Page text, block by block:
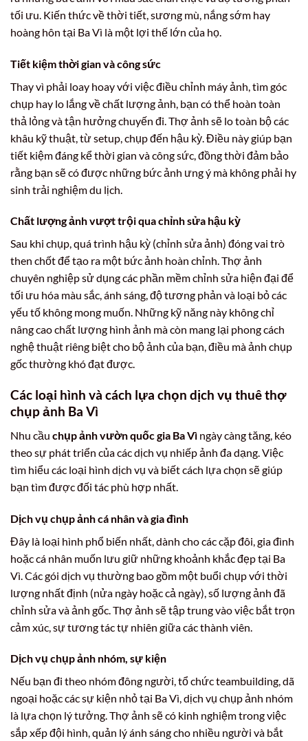
tối ưu. Kiến thức về thời tiết, sương mù, nắng sớm hay
hoàng hôn tại Ba Vì là một lợi thế lớn của họ.
Tiết kiệm thời gian và công sức
Thay vì phải loay hoay với việc điều chỉnh máy ảnh, tìm góc
chụp hay lo lắng về chất lượng ảnh, bạn có thể hoàn toàn
thả lỏng và tận hưởng chuyến đi. Thợ ảnh sẽ lo toàn bộ các
khâu kỹ thuật, từ setup, chụp đến hậu kỳ. Điều này giúp bạn
tiết kiệm đáng kể thời gian và công sức, đồng thời đảm bảo
rằng bạn sẽ có được những bức ảnh ưng ý mà không phải hy
sinh trải nghiệm du lịch.
Chất lượng ảnh vượt trội qua chỉnh sửa hậu kỳ
Sau khi chụp, quá trình hậu kỳ (chỉnh sửa ảnh) đóng vai trò
then chốt để tạo ra một bức ảnh hoàn chỉnh. Thợ ảnh
chuyên nghiệp sử dụng các phần mềm chỉnh sửa hiện đại để
tối ưu hóa màu sắc, ánh sáng, độ tương phản và loại bỏ các
yếu tố không mong muốn. Những kỹ năng này không chỉ
nâng cao chất lượng hình ảnh mà còn mang lại phong cách
nghệ thuật riêng biệt cho bộ ảnh của bạn, điều mà ảnh chụp
gốc thường khó đạt được.
Các loại hình và cách lựa chọn dịch vụ thuê thợ
chụp ảnh Ba Vì
Nhu cầu chụp ảnh vườn quốc gia Ba Vì ngày càng tăng, kéo
theo sự phát triển của các dịch vụ nhiếp ảnh đa dạng. Việc
tìm hiểu các loại hình dịch vụ và biết cách lựa chọn sẽ giúp
bạn tìm được đối tác phù hợp nhất.
Dịch vụ chụp ảnh cá nhân và gia đình
Đây là loại hình phổ biến nhất, dành cho các cặp đôi, gia đình
hoặc cá nhân muốn lưu giữ những khoảnh khắc đẹp tại Ba
Vì. Các gói dịch vụ thường bao gồm một buổi chụp với thời
lượng nhất định (nửa ngày hoặc cả ngày), số lượng ảnh đã
chỉnh sửa và ảnh gốc. Thợ ảnh sẽ tập trung vào việc bắt trọn
cảm xúc, sự tương tác tự nhiên giữa các thành viên.
Dịch vụ chụp ảnh nhóm, sự kiện
Nếu bạn đi theo nhóm đông người, tổ chức teambuilding, dã
ngoại hoặc các sự kiện nhỏ tại Ba Vì, dịch vụ chụp ảnh nhóm
là lựa chọn lý tưởng. Thợ ảnh sẽ có kinh nghiệm trong việc
sắp xếp đội hình, quản lý ánh sáng cho nhiều người và bắt